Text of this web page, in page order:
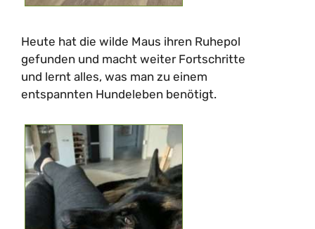
Heute hat die wilde Maus ihren Ruhepol
gefunden und macht weiter Fortschritte
und lernt alles, was man zu einem
entspannten Hundeleben benötigt.